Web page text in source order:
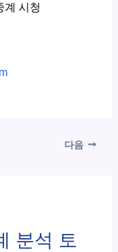
계 시청
다음
분석 토